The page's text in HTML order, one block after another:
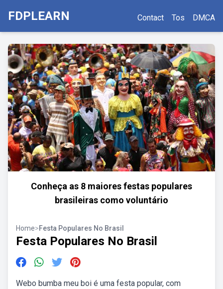
FDPLEARN Contact Tos DMCA
Conheça as 8 maiores festas populares
brasileiras como voluntário
Home>Festa Populares No Brasil
Festa Populares No Brasil
Webo bumba meu boi é uma festa popular, com